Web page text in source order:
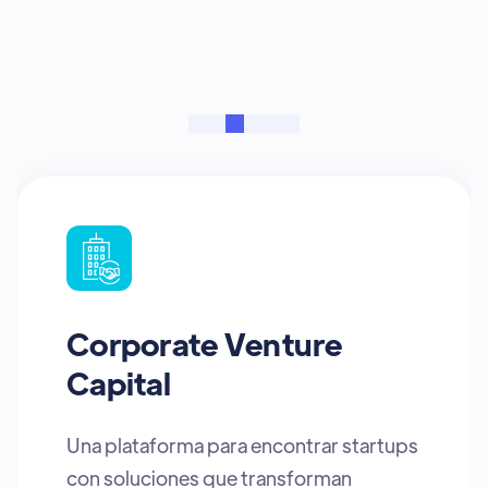
Corporate Venture
Capital
Una plataforma para encontrar startups
con soluciones que transforman